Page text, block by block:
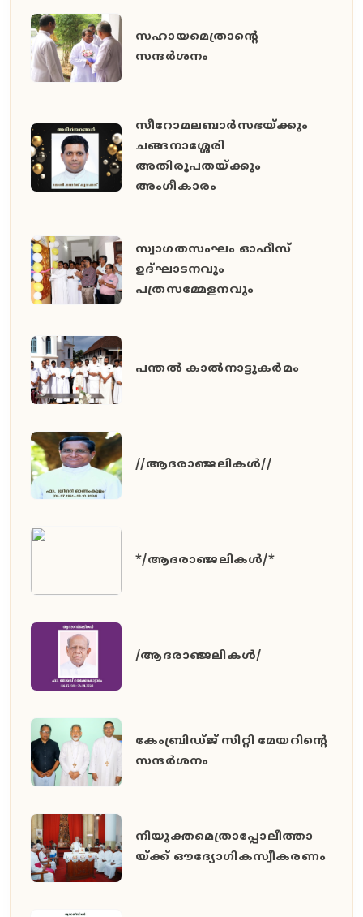
സഹായമെത്രാന്റെ
സന്ദർശനം
സീറോമലബാർസഭയ്ക്കും
ചങ്ങനാശ്ശേരി
അതിരൂപതയ്ക്കും
അംഗീകാരം
സ്വാഗതസംഘം ഓഫീസ്
ഉദ്ഘാടനവും
പത്രസമ്മേളനവും
പന്തൽ കാൽനാട്ടുകർമം
//ആദരാഞ്ജലികൾ//
*/ആദരാഞ്ജലികൾ/*
/ആദരാഞ്ജലികൾ/
കേംബ്രിഡ്ജ് സിറ്റി മേയറിൻ്റെ
സന്ദർശനം
നിയുക്തമെത്രാപ്പോലീത്താ
യ്ക്ക് ഔദ്യോഗികസ്വീകരണം